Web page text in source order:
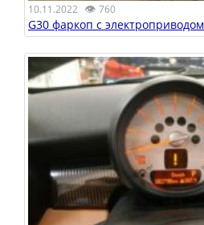
10.11.2022 👁 760
G30 фаркоп с электроприводом